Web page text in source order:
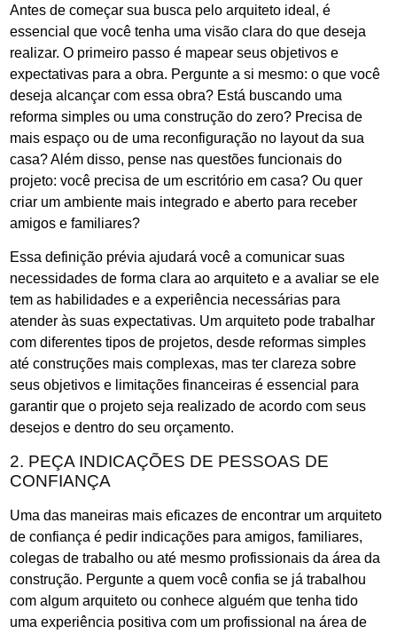
Antes de começar sua busca pelo arquiteto ideal, é
essencial que você tenha uma visão clara do que deseja
realizar. O primeiro passo é mapear seus objetivos e
expectativas para a obra. Pergunte a si mesmo: o que você
deseja alcançar com essa obra? Está buscando uma
reforma simples ou uma construção do zero? Precisa de
mais espaço ou de uma reconfiguração no layout da sua
casa? Além disso, pense nas questões funcionais do
projeto: você precisa de um escritório em casa? Ou quer
criar um ambiente mais integrado e aberto para receber
amigos e familiares?
Essa definição prévia ajudará você a comunicar suas
necessidades de forma clara ao arquiteto e a avaliar se ele
tem as habilidades e a experiência necessárias para
atender às suas expectativas. Um arquiteto pode trabalhar
com diferentes tipos de projetos, desde reformas simples
até construções mais complexas, mas ter clareza sobre
seus objetivos e limitações financeiras é essencial para
garantir que o projeto seja realizado de acordo com seus
desejos e dentro do seu orçamento.
2. PEÇA INDICAÇÕES DE PESSOAS DE
CONFIANÇA
Uma das maneiras mais eficazes de encontrar um arquiteto
de confiança é pedir indicações para amigos, familiares,
colegas de trabalho ou até mesmo profissionais da área da
construção. Pergunte a quem você confia se já trabalhou
com algum arquiteto ou conhece alguém que tenha tido
uma experiência positiva com um profissional na área de